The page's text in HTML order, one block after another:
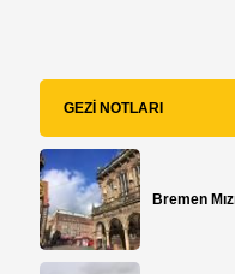
GEZI NOTLARI
Bremen